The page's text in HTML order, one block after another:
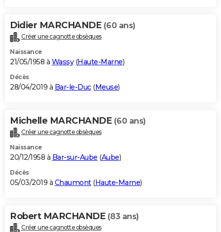
Didier MARCHANDE (60 ans)
Créer une cagnotte obsèques
Naissance
21/05/1958 à Wassy(Haute-Marne)
Décès
28/04/2019 à Bar-le-Duc(Meuse)
Michelle MARCHANDE (60 ans)
Créer une cagnotte obsèques
Naissance
20/12/1958 à Bar-sur-Aube (Aube)
Décès
05/03/2019 à Chaumont(Haute-Marne)
Robert MARCHANDE (83 ans)
Créer une cagnotte obsèques